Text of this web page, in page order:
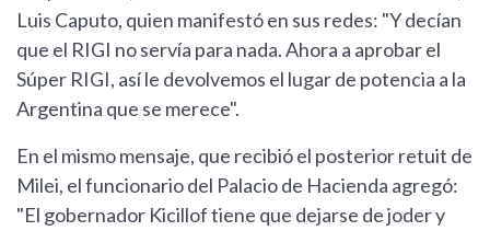
Luis Caputo, quien manifestó en sus redes: "Y decían
que el RIGI no servía para nada. Ahora a aprobar el
Súper RIGI, así le devolvemos el lugar de potencia a la
Argentina que se merece".
En el mismo mensaje, que recibió el posterior retuit de
Milei, el funcionario del Palacio de Hacienda agregó:
"El gobernador Kicillof tiene que dejarse de joder y